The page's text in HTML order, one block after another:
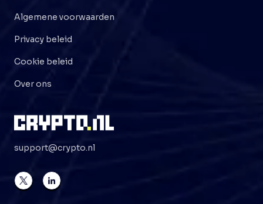
Algemene voorwaarden
Privacy beleid
Cookie beleid
Over ons
support@crypto.nl